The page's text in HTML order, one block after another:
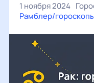
1 ноября 2024
Рамблер/